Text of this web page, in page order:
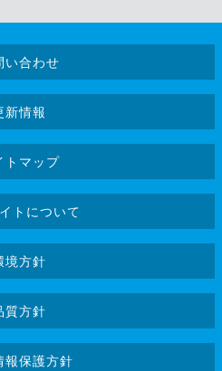
い合わせ
新情報
トマップ
トについて
境方針
質方針
報保護方針